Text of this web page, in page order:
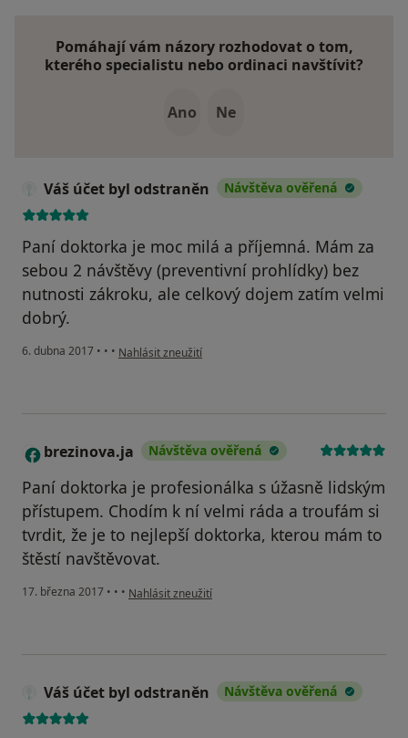
Pomáhají vám názory rozhodovat o tom,
kterého specialistu nebo ordinaci navštívit?
Ano Ne
Váš účet byl odstraněn Návštěva ověřená
Paní doktorka je moc milá a příjemná. Mám za
sebou 2 návštěvy (preventivní prohlídky) bez
nutnosti zákroku, ale celkový dojem zatím velmi
dobrý.
6. dubna 2017 • • • podle názoru uživatele Váš účet byl odstraněn
Nahlásit zneužití
B brezinova.ja Návštěva ověřená
Paní doktorka je profesionálka s úžasně lidským
přístupem. Chodím k ní velmi ráda a troufám si
tvrdit, že je to nejlepší doktorka, kterou mám to
štěstí navštěvovat.
17. března 2017 • • • podle názoru uživatele brezinova.ja
Nahlásit zneužití
Váš účet byl odstraněn Návštěva ověřená